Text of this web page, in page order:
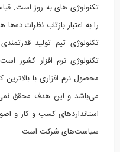
تكنولوژی های به روز است.
را به اعتبار بازتاب نظرات ده‌ها
تكنولوژی نرم افزار كشور
محصول نرم افزاری با
می‌باشد و این هدف محقق
استانداردهای كسب و كار و
سیاست‌های شركت است.